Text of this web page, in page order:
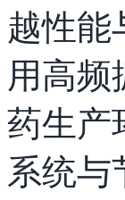
越性能
用高频
药生产
系统与